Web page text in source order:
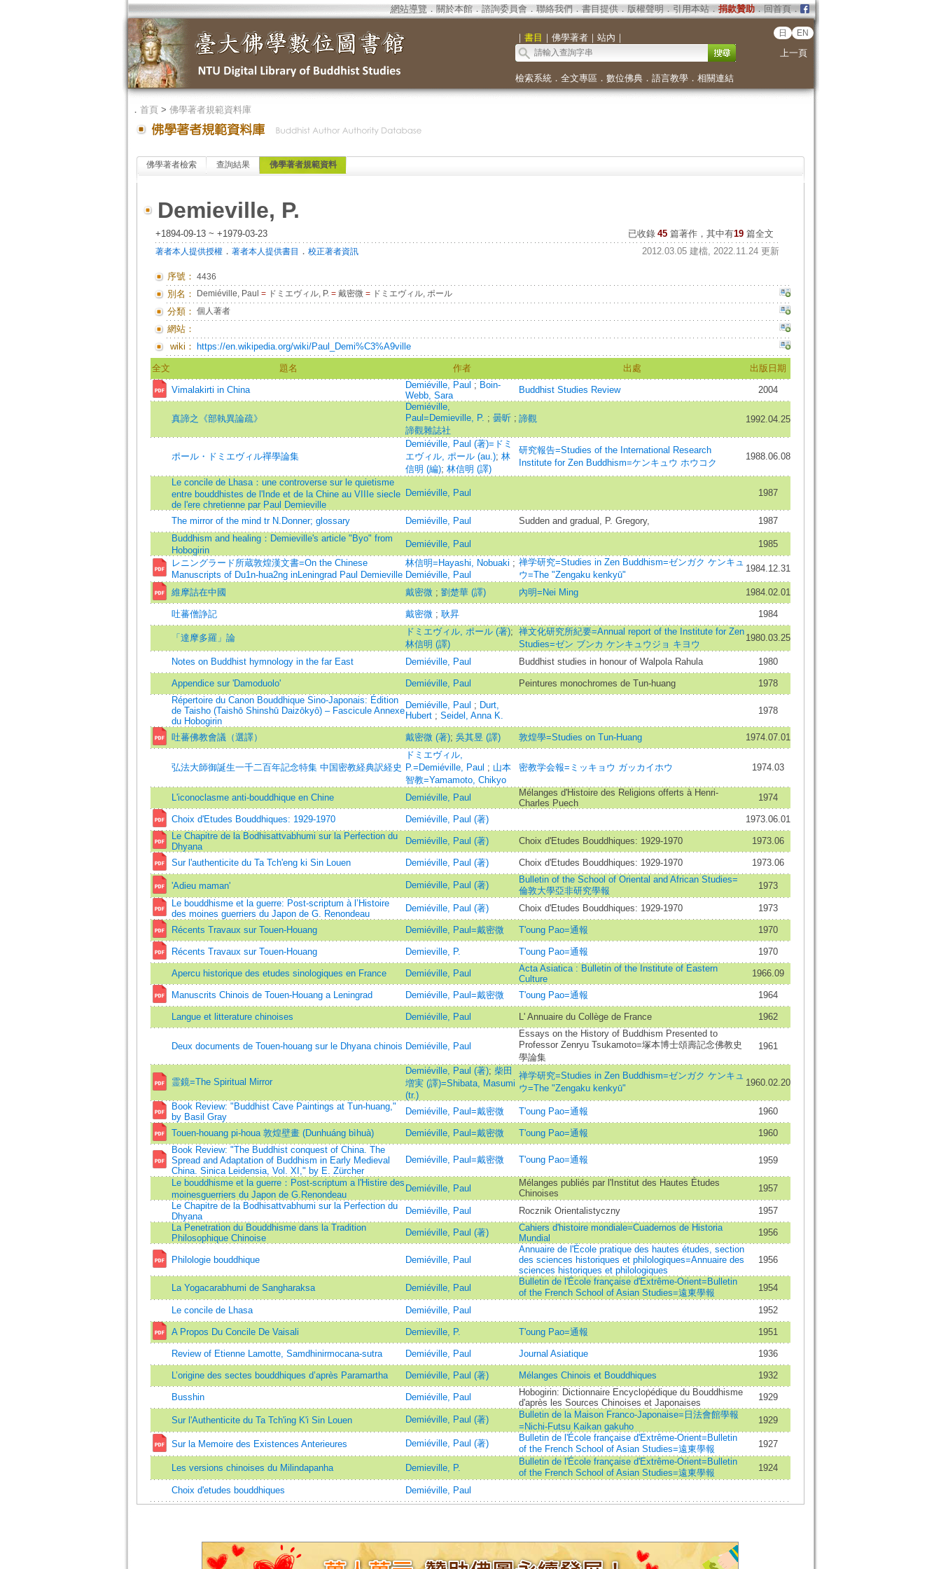
網站導覽 ． 關於本館． 諮詢委員會． 聯絡我們 ． 書目提供． 版權聲明 ． 引用本站． 捐款贊助．回首頁．
｜ 書目 ｜ 佛學著者｜ 站內 ｜ 日 EN
上一頁
檢索系統． 全文專區 ． 數位佛典． 語言教學． 相關連結
． 首頁> 佛學著者規範資料庫
佛學著者檢索 查詢結果 佛學著者規範資料
Demieville, P.
+1894-09-13 ~ +1979-03-23 已收錄 45 篇著作，其中有19篇全文
著者本人提供授權． 著者本人提供書目 ． 校正著者資訊 2012.03.05 建檔, 2022.11.24 更新
序號： 4436
別名： Demiéville, Paul =ドミエヴィル, P. =戴密微 =ドミエヴィル, ポール
分類： 個人著者
網站：
wiki：
https://en.wikipedia.org/wiki/Paul_Demi%C3%A9ville
全文 題名 作者 出處 出版日期
Vimalakirti in China Demiéville, Paul ; Boin-
Webb, Sara
Buddhist Studies Review 2004
真諦之《部執異論疏》
Demiéville,
Paul=Demieville, P. ; 曇昕 ;
諦觀雜誌社
諦觀 1992.04.25
ポール・ドミエヴィル禪學論集
Demiéville, Paul (著)=ドミ
エヴィル, ポール (au.); 林
信明 (編); 林信明 (譯)
研究報告=Studies of the International Research
Institute for Zen Buddhism=ケンキュウ ホウコク
1988.06.08
Le concile de Lhasa：une controverse sur le quietisme
entre bouddhistes de l'Inde et de la Chine au VIIIe siecle
de l'ere chretienne par Paul Demieville
Demiéville, Paul 1987
The mirror of the mind tr N.Donner; glossary Demiéville, Paul Sudden and gradual, P. Gregory,
1987
Buddhism and healing：Demieville's article "Byo" from
Hobogirin
Demiéville, Paul
1985
レニングラード所蔵敦煌漢文書=On the Chinese
Manuscripts of Du1n-hua2ng inLeningrad Paul Demieville
林信明=Hayashi, Nobuaki ;
Demiéville, Paul
禅学研究=Studies in Zen Buddhism=ゼンガク ケンキュ
ウ=The "Zengaku kenkyū"
1984.12.31
維摩詰在中國 戴密微 ; 劉楚華 (譯) 內明=Nei Ming 1984.02.01
吐蕃僧諍記 戴密微 ; 耿昇 1984
「達摩多羅」論
ドミエヴィル, ポール (著);
林信明 (譯)
禅文化研究所紀要=Annual report of the Institute for Zen
Studies=ゼン ブンカ ケンキュウジョ キヨウ
1980.03.25
Notes on Buddhist hymnology in the far East Demiéville, Paul Buddhist studies in honour of Walpola Rahula 1980
Appendice sur 'Damoduolo' Demiéville, Paul Peintures monochromes de Tun-huang
1978
Répertoire du Canon Bouddhique Sino-Japonais: Édition
de Taisho (Taishō Shinshū Daizōkyō) – Fascicule Annexe
du Hobogirin
Demiéville, Paul ; Durt,
Hubert ; Seidel, Anna K. 1978
吐蕃佛教會議（選譯） 戴密微 (著); 吳其昱 (譯) 敦煌學=Studies on Tun-Huang 1974.07.01
弘法大師御誕生一千二百年記念特集 中国密教経典訳経史
ドミエヴィル,
P.=Demiéville, Paul ; 山本
智教=Yamamoto, Chikyo
密教学会報=ミッキョウ ガッカイホウ 1974.03
L'iconoclasme anti-bouddhique en Chine Demiéville, Paul
Mélanges d'Histoire des Religions offerts à Henri-
Charles Puech
1974
Choix d'Etudes Bouddhiques: 1929-1970 Demiéville, Paul (著)
1973.06.01
Le Chapitre de la Bodhisattvabhumi sur la Perfection du
Dhyana
Demiéville, Paul (著) Choix d'Etudes Bouddhiques: 1929-1970 1973.06
Sur l'authenticite du Ta Tch'eng ki Sin Louen Demiéville, Paul (著) Choix d'Etudes Bouddhiques: 1929-1970 1973.06
'Adieu maman' Demiéville, Paul (著)
Bulletin of the School of Oriental and African Studies=
倫敦大學亞非研究學報
1973
Le bouddhisme et la guerre: Post-scriptum à l’Histoire
des moines guerriers du Japon de G. Renondeau
Demiéville, Paul (著) Choix d'Etudes Bouddhiques: 1929-1970 1973
Récents Travaux sur Touen-Houang Demiéville, Paul=戴密微 T'oung Pao=通報 1970
Récents Travaux sur Touen-Houang Demieville, P. T'oung Pao=通報 1970
Apercu historique des etudes sinologiques en France Demiéville, Paul
Acta Asiatica : Bulletin of the Institute of Eastern
Culture
1966.09
Manuscrits Chinois de Touen-Houang a Leningrad Demiéville, Paul=戴密微 T'oung Pao=通報 1964
Langue et litterature chinoises Demiéville, Paul L' Annuaire du Collège de France 1962
Deux documents de Touen-houang sur le Dhyana chinois Demiéville, Paul
Essays on the History of Buddhism Presented to
Professor Zenryu Tsukamoto=塚本博士頌壽記念佛教史
學論集
1961
霊鏡=The Spiritual Mirror
Demiéville, Paul (著); 柴田
増実 (譯)=Shibata, Masumi
(tr.)
禅学研究=Studies in Zen Buddhism=ゼンガク ケンキュ
ウ=The "Zengaku kenkyū"
1960.02.20
Book Review: "Buddhist Cave Paintings at Tun-huang,"
by Basil Gray
Demiéville, Paul=戴密微 T'oung Pao=通報 1960
Touen-houang pi-houa 敦煌壁畫 (Dunhuáng bìhuà) Demiéville, Paul=戴密微 T'oung Pao=通報
1960
Book Review: "The Buddhist conquest of China. The
Spread and Adaptation of Buddhism in Early Medieval
China. Sinica Leidensia, Vol. XI," by E. Zürcher
Demiéville, Paul=戴密微 T'oung Pao=通報 1959
Le bouddhisme et la guerre：Post-scriptum a l'Histire des
moinesguerriers du Japon de G.Renondeau
Demiéville, Paul
Mélanges publiés par l'Institut des Hautes Études
Chinoises
1957
Le Chapitre de la Bodhisattvabhumi sur la Perfection du
Dhyana
Demiéville, Paul Rocznik Orientalistyczny
1957
La Penetration du Bouddhisme dans la Tradition
Philosophique Chinoise
Demiéville, Paul (著)
Cahiers d'histoire mondiale=Cuadernos de Historia
Mundial
1956
Philologie bouddhique Demiéville, Paul
Annuaire de l'École pratique des hautes études, section
des sciences historiques et philologiques=Annuaire des
sciences historiques et philologiques
1956
La Yogacarabhumi de Sangharaksa Demiéville, Paul
Bulletin de l'École française d'Extrême-Orient=Bulletin
of the French School of Asian Studies=遠東學報
1954
Le concile de Lhasa Demiéville, Paul 1952
A Propos Du Concile De Vaisali Demieville, P. T'oung Pao=通報 1951
Review of Etienne Lamotte, Samdhinirmocana-sutra Demiéville, Paul Journal Asiatique 1936
L’origine des sectes bouddhiques d’après Paramartha Demiéville, Paul (著) Mélanges Chinois et Bouddhiques 1932
Busshin Demiéville, Paul
Hobogirin: Dictionnaire Encycloṗédique du Bouddhisme
d'après les Sources Chinoises et Japonaises
1929
Sur l'Authenticite du Ta Tch'ing K'i Sin Louen Demiéville, Paul (著)
Bulletin de la Maison Franco-Japonaise=日法會館學報
=Nichi-Futsu Kaikan gakuho
1929
Sur la Memoire des Existences Anterieures Demiéville, Paul (著)
Bulletin de l'École française d'Extrême-Orient=Bulletin
of the French School of Asian Studies=遠東學報
1927
Les versions chinoises du Milindapanha Demieville, P.
Bulletin de l'École française d'Extrême-Orient=Bulletin
of the French School of Asian Studies=遠東學報
1924
Choix d'etudes bouddhiques Demiéville, Paul